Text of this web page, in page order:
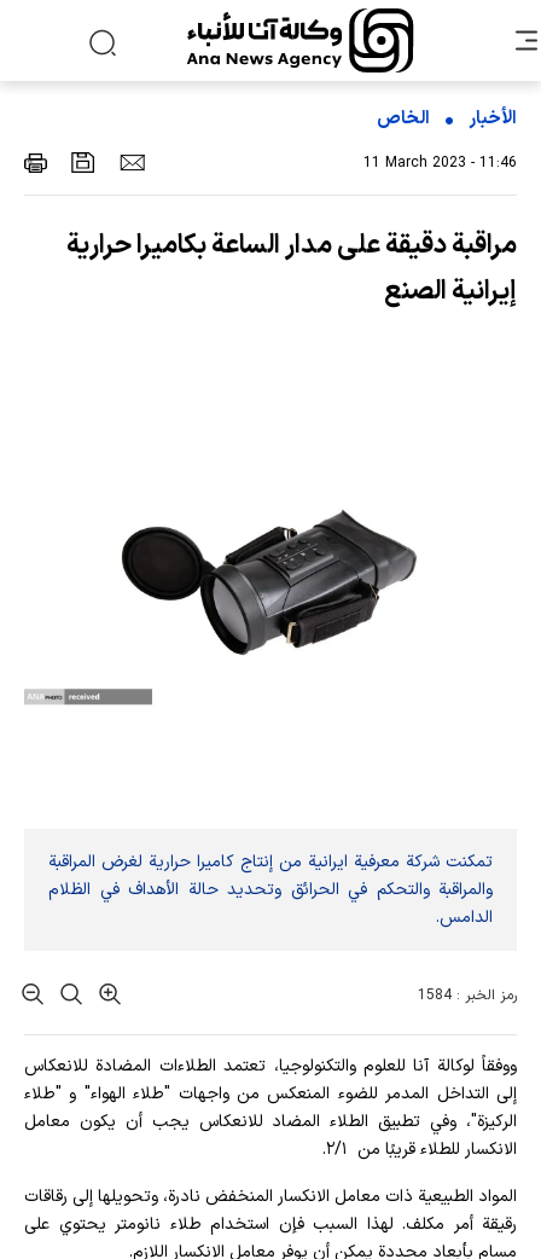
الأخبار الخاص
11 March 2023 - 11:46
مراقبة دقيقة على مدار الساعة بكاميرا حرارية
إيرانية الصنع
تمكنت شركة معرفية ايرانية من إنتاج كاميرا حرارية لغرض المراقبة
والمراقبة والتحكم في الحرائق وتحديد حالة الأهداف في الظلام
الدامس.
رمز الخبر : 1584
ووفقاً لوكالة آنا للعلوم والتكنولوجيا، تعتمد الطلاءات المضادة للانعكاس
إلى التداخل المدمر للضوء المنعكس من واجهات "طلاء الهواء" و "طلاء
الركيزة"، وفي تطبيق الطلاء المضاد للانعكاس يجب أن يكون معامل
الانكسار للطلاء قريبًا من ۲/۱.
المواد الطبيعية ذات معامل الانكسار المنخفض نادرة، وتحويلها إلى رقاقات
رقيقة أمر مكلف. لهذا السبب فإن استخدام طلاء نانومتر يحتوي على
مسام بأبعاد محددة يمكن أن يوفر معامل الانكسار اللازم.